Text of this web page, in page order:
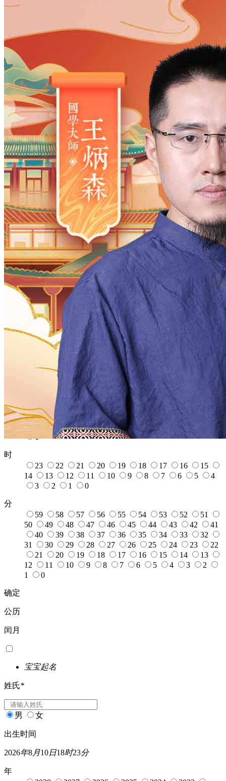
男
男 女
出生时间
2026年 日 时23 分
年
2028
2027 2026 2025 2024
2023
2022
2021 2020 2019 2018
2015
2014 2013 2012 2011
2009
2008 2007 2006 2005
2003
2002
2001 2000 1999 1998
1997
1995 1994 1993 1991
1990
1989
1988 1987 1986 1985
1984
1983
1982 1981 1980 1979 1978
1977
1976
1975 1974 1973 1972
1971
1969 1968 1967 1966 1965
1964
1963
1962 1961 1960 1959
1958
1957
1956 1955 1953 1952
1951
1950
1949 1948 1947
1944
1943 1942 1941 1940 1939
1938
1937
1936 1935 1934 1933
1932
1931
1930 1928 1927 1926
1924
1923 1922 1920
1919
1918
1916 1915 1914
1912
1911
1909 1908 1907
1905
1904 1903 1902 1900
12
11 7
31
30 29 28 27 25 24
22
21 20 18 17
12
11 10 9 8 7 4
1
时
23
22 21 20 19 18 17 16
15
14
13 12 11 10 9 8 7 6 5
4
3
2 1 0
分
59
58 57 56 55 54 53 52
51
50
49 48 47 46 45 44 43 42
41
40
39 38 37 36 35 34 33
32
31
30 29 28 27 26 25 24 23
22
21
20 19 18 17 16 15 14
13
12
11 10 9 8 7 6 5 4 3
2
1
0
确定
公历
闰月
宝宝起名
姓氏*
男 女
出生时间
2026年8月10日18时23分
年